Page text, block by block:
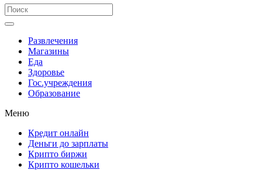
Развлечения
Магазины
Еда
Здоровье
Гос.учреждения
Образование
Меню
Кредит онлайн
Деньги до зарплаты
Крипто биржи
Крипто кошельки